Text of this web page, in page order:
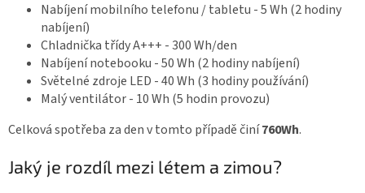
Nabíjení mobilního telefonu / tabletu - 5 Wh (2 hodiny
nabíjení)
Chladnička třídy A+++ - 300 Wh/den
Nabíjení notebooku - 50 Wh (2 hodiny nabíjení)
Světelné zdroje LED - 40 Wh (3 hodiny používání)
Malý ventilátor - 10 Wh (5 hodin provozu)
Celková spotřeba za den v tomto případě činí760Wh.
Jaký je rozdíl mezi létem a zimou?